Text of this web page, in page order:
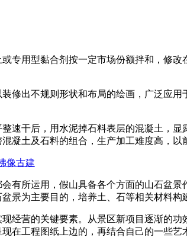
专用型黏合剂按一定市场份额拌和，修
出不规则形状和布局的绘画，广泛应用
干后，用水泥掉石料表层的混凝土，显
凝土及石料的组合，生产加工难度高，以
像古建
所运用，假山具备各个方面的山石盆景
景为主要目的，培养土、石等相关材料
营的关键要素。从景区新项目逐渐的功
在工程图纸上边的，再结合自己的一些艺